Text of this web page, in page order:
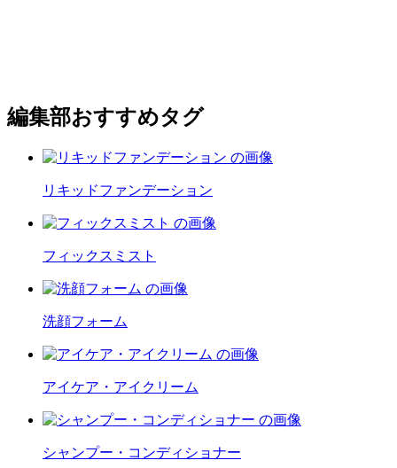
編集部おすすめタグ
リキッドファンデーション
フィックスミスト
洗顔フォーム
アイケア・アイクリーム
シャンプー・コンディショナー